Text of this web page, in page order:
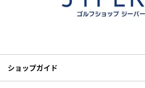
ショップガイド